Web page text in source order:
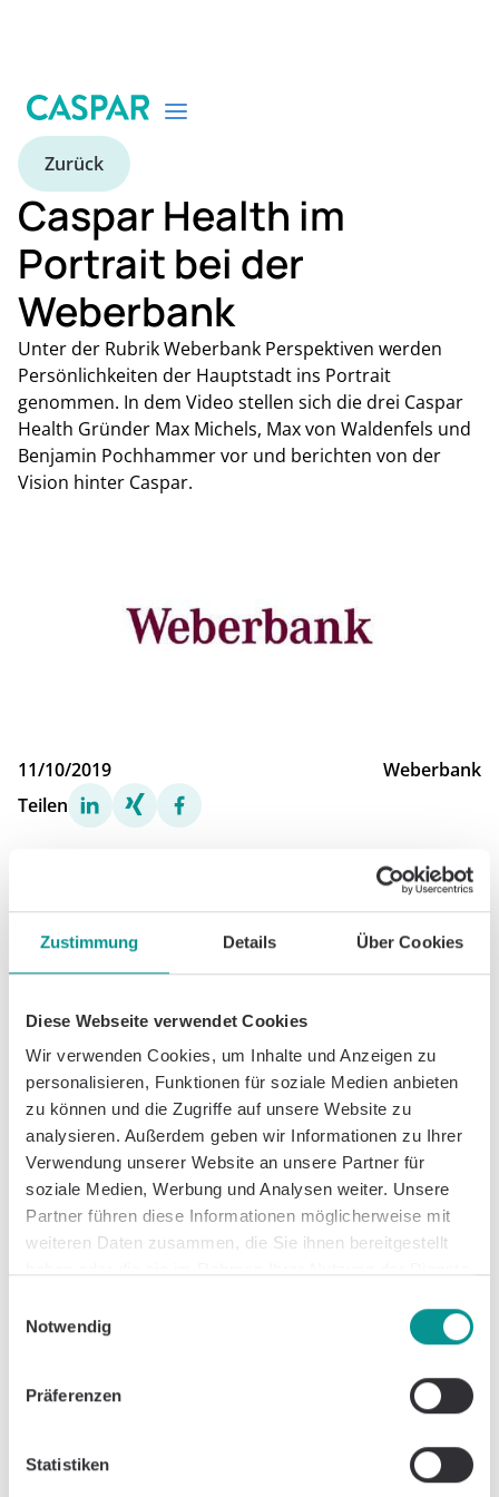
Zustimmung Details Über Cookies
Diese Webseite verwendet Cookies
Wir verwenden Cookies, um Inhalte und Anzeigen zu
personalisieren, Funktionen für soziale Medien anbieten
zu können und die Zugriffe auf unsere Website zu
analysieren. Außerdem geben wir Informationen zu Ihrer
Verwendung unserer Website an unsere Partner für
soziale Medien, Werbung und Analysen weiter. Unsere
Partner führen diese Informationen möglicherweise mit
weiteren Daten zusammen, die Sie ihnen bereitgestellt
Notwendig
Präferenzen
Statistiken
Zurück
Caspar Health im
Portrait bei der
Weberbank
Unter der Rubrik Weberbank Perspektiven werden
Persönlichkeiten der Hauptstadt ins Portrait
genommen. In dem Video stellen sich die drei Caspar
Health Gründer Max Michels, Max von Waldenfels und
Benjamin Pochhammer vor und berichten von der
Vision hinter Caspar.
11/10/2019
Weberbank
Teilen
Caspar Health is a company of GOREHA GmbH
For ease of reading, we use the generic masculine
form. This always includes all genders and
identities.
Opening Hours
Mon - Fri from 8 am to 5 pm
Contact Us
patientenbetreuung@caspar-clinic.de
+49 (30) 12 08 2976
Location
Wallstraße 9-13,
Clinic Solutions
Doctors